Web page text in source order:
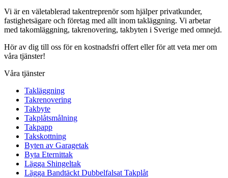
Vi är en väletablerad takentreprenör som hjälper privatkunder,
fastighetsägare och företag med allt inom takläggning. Vi arbetar
med takomläggning, takrenovering, takbyten i Sverige med omnejd.
Hör av dig till oss för en kostnadsfri offert eller för att veta mer om
våra tjänster!
Våra tjänster
Takläggning
Takrenovering
Takbyte
Takplåtsmålning
Takpapp
Takskottning
Byten av Garagetak
Byta Eternittak
Lägga Shingeltak
Lägga Bandtäckt Dubbelfalsat Takplåt